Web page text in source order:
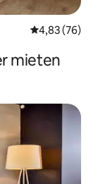
4,83 (76)
mieten